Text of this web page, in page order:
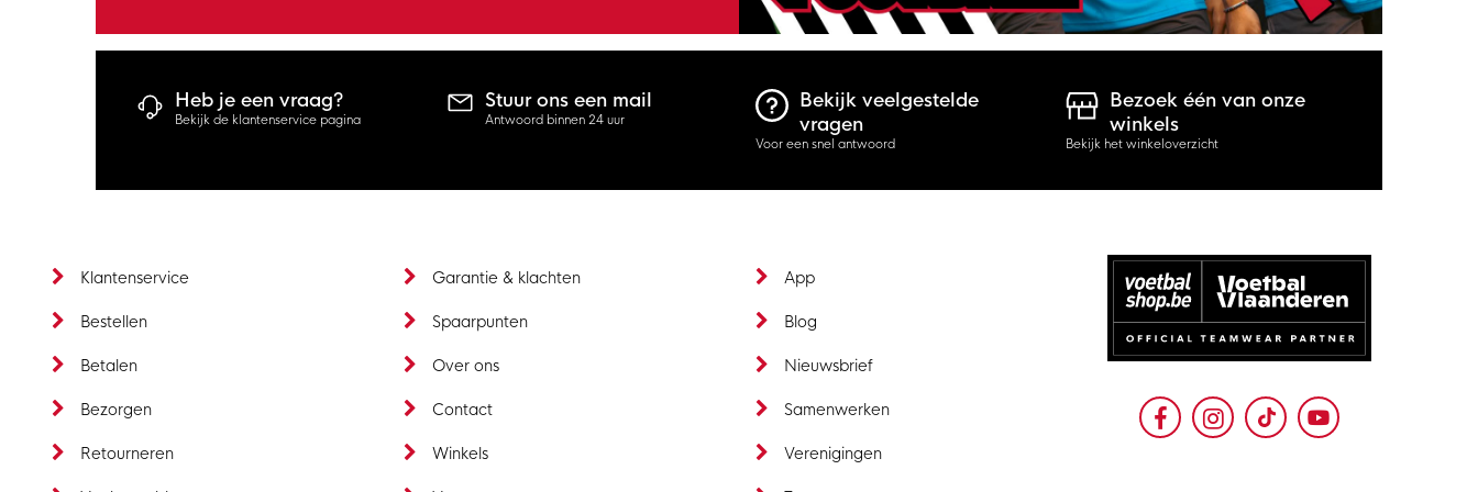
Heb je een vraag?
Bekijk de klantenservice pagina
Stuur ons een mail
Antwoord binnen 24 uur
Bekijk veelgestelde
vragen
Voor een snel antwoord
Bezoek één van onze
winkels
Bekijk het winkeloverzicht
Klantenservice
Bestellen
Betalen
Bezorgen
Retourneren
Garantie & klachten
Spaarpunten
Over ons
Contact
Winkels
App
Blog
Nieuwsbrief
Samenwerken
Verenigingen